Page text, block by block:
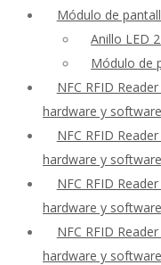
Módulo de
Anillo LED
Módulo de
NFC RFID
hardware y
NFC RFID
hardware y
NFC RFID
hardware y
NFC RFID
hardware y